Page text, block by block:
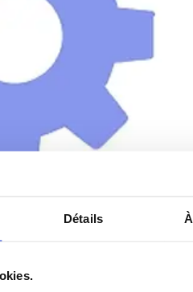
Détails